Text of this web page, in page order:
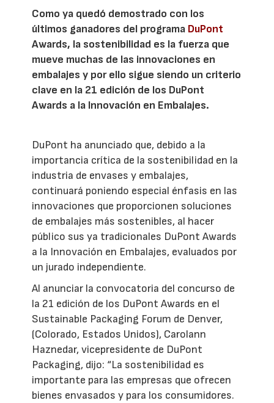
Como ya quedó demostrado con los
últimos ganadores del programa DuPont
Awards, la sostenibilidad es la fuerza que
mueve muchas de las innovaciones en
embalajes y por ello sigue siendo un criterio
clave en la 21 edición de los DuPont
Awards a la Innovación en Embalajes.
DuPont ha anunciado que, debido a la
importancia crítica de la sostenibilidad en la
industria de envases y embalajes,
continuará poniendo especial énfasis en las
innovaciones que proporcionen soluciones
de embalajes más sostenibles, al hacer
público sus ya tradicionales DuPont Awards
a la Innovación en Embalajes, evaluados por
un jurado independiente.
Al anunciar la convocatoria del concurso de
la 21 edición de los DuPont Awards en el
Sustainable Packaging Forum de Denver,
(Colorado, Estados Unidos), Carolann
Haznedar, vicepresidente de DuPont
Packaging, dijo: “La sostenibilidad es
importante para las empresas que ofrecen
bienes envasados y para los consumidores.